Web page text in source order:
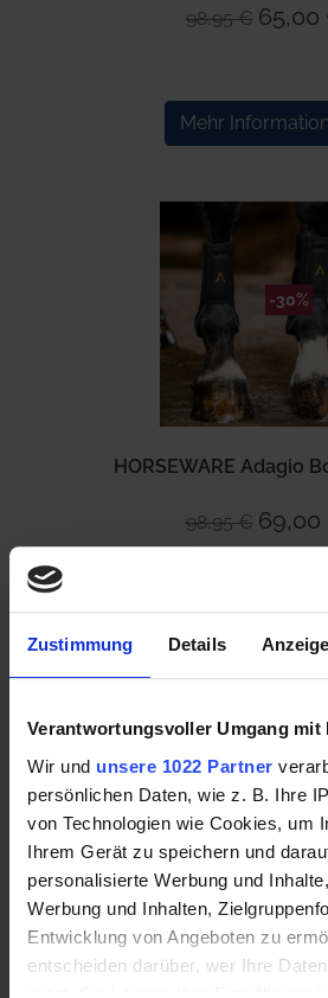
Zustimmung Details
Verantwortungsvoller Umgang mit
Wir und unsere 1022 Partner
persönlichen Daten, wie z. B. Ihre
von Technologien wie Cookies, um
Ihrem Gerät zu speichern und
personalisierte Werbung und
Werbung und Inhalten,
Entwicklung von Angeboten zu
entscheiden darüber, wer Ihre
nutzt. Sie können Ihre Einwilligung
98,95 € 65,00
Mehr
-30%
HORSEWARE Adagio
98,95 €
HORSEWARE Amigo